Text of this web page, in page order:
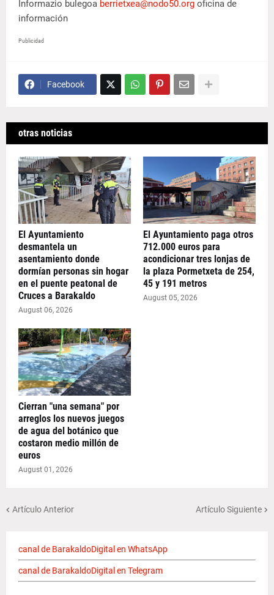
Informazio bulegoa berrietxea@nodo50.org oficina de
información
Publicidad
Facebook
otras noticias
El Ayuntamiento
desmantela un
asentamiento donde
dormían personas sin hogar
en el puente peatonal de
Cruces a Barakaldo
August 06, 2026
El Ayuntamiento paga otros
712.000 euros para
acondicionar tres lonjas de
la plaza Pormetxeta de 254,
45 y 191 metros
August 05, 2026
Cierran "una semana" por
arreglos los nuevos juegos
de agua del botánico que
costaron medio millón de
euros
August 01, 2026
Artículo Anterior Artículo Siguiente
canal de BarakaldoDigital en WhatsApp
canal de BarakaldoDigital en Telegram